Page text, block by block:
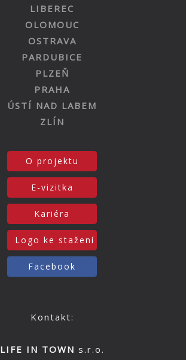
LIBEREC
OLOMOUC
OSTRAVA
PARDUBICE
PLZEŇ
PRAHA
ÚSTÍ NAD LABEM
ZLÍN
O projektu
E-vizitka
Kariéra
Logo ke stažení
Facebook
Kontakt:
LIFE IN TOWN s.r.o.